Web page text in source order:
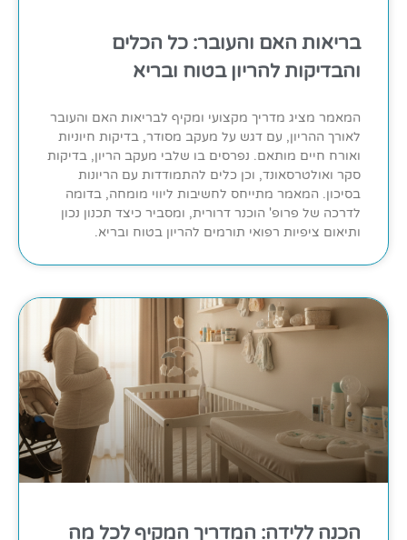
בריאות האם והעובר: כל הכלים
והבדיקות להריון בטוח ובריא
המאמר מציג מדריך מקצועי ומקיף לבריאות האם והעובר
לאורך ההריון, עם דגש על מעקב מסודר, בדיקות חיוניות
ואורח חיים מותאם. נפרסים בו שלבי מעקב הריון, בדיקות
סקר ואולטרסאונד, וכן כלים להתמודדות עם הריונות
בסיכון. המאמר מתייחס לחשיבות ליווי מומחה, בדומה
לדרכה של פרופ' הוכנר דרורית, ומסביר כיצד תכנון נכון
ותיאום ציפיות רפואי תורמים להריון בטוח ובריא.
הכנה ללידה: המדריך המקיף לכל מה